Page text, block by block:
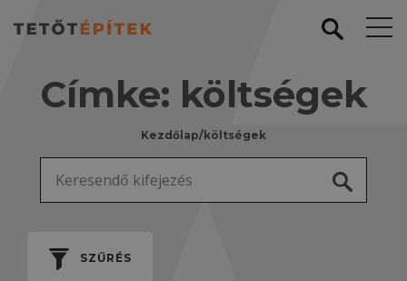
Címke: költségek
Kezdőlap/ költségek
SZŰRÉS